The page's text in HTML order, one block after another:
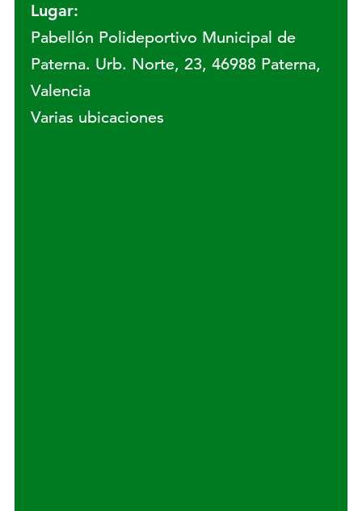
Lugar:
Pabellón Polideportivo Municipal de
Paterna. Urb. Norte, 23, 46988 Paterna,
Valencia
Varias ubicaciones